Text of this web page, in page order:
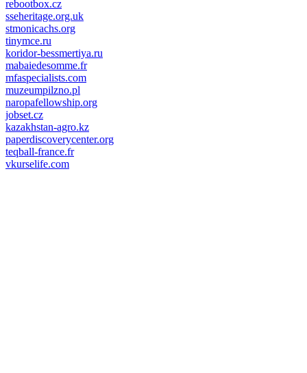
rebootbox.cz
sseheritage.org.uk
stmonicachs.org
tinymce.ru
koridor-bessmertiya.ru
mabaiedesomme.fr
mfaspecialists.com
muzeumpilzno.pl
naropafellowship.org
jobset.cz
kazakhstan-agro.kz
paperdiscoverycenter.org
teqball-france.fr
vkurselife.com